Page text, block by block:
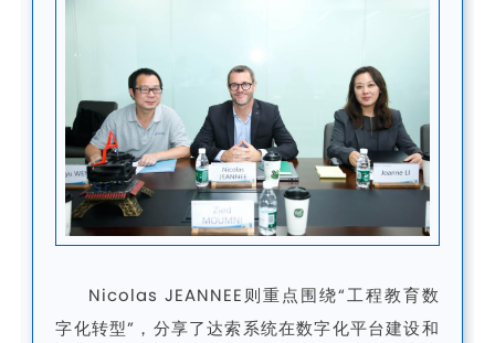
Nicolas JEANNEE则重点围绕“工程教育数
字化转型”，分享了达索系统在数字化平台建设和